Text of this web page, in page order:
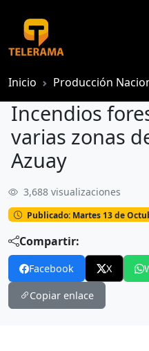
Inicio Producción
Incendios
varias zonas
Azuay
3,688 visualizaciones
Publicado: Martes 13 de
Compartir:
Facebook X
Copiar enlace